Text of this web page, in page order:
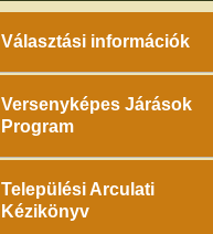
Választási információk
Versenyképes Járások
Program
Települési Arculati
Kézikönyv